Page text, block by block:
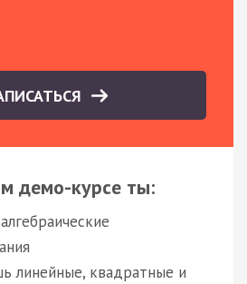
демо-курсе ты:
линейные, квадратные и